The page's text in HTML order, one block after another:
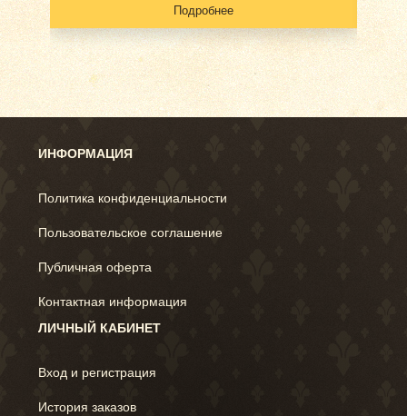
Подробнее
ИНФОРМАЦИЯ
Политика конфиденциальности
Пользовательское соглашение
Публичная оферта
Контактная информация
ЛИЧНЫЙ КАБИНЕТ
Вход и регистрация
История заказов